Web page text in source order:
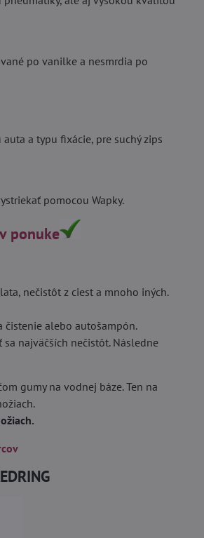
po vanilke a nesmrdia po
a typu fixácie, pre suchý zips
pomocou Wapky.
ponuke
nečistôt z ciest a mnoho iných.
čistenie alebo autošampón.
najväčších nečistôt. Následne
gumy na vodnej báze. Ten na